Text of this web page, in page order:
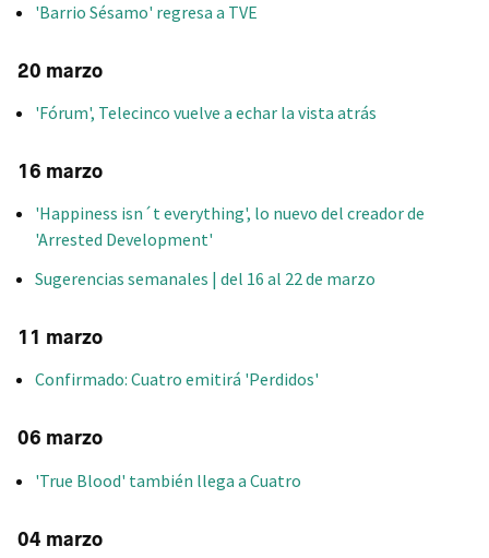
'Barrio Sésamo' regresa a TVE
20 marzo
'Fórum', Telecinco vuelve a echar la vista atrás
16 marzo
'Happiness isn´t everything', lo nuevo del creador de
'Arrested Development'
Sugerencias semanales | del 16 al 22 de marzo
11 marzo
Confirmado: Cuatro emitirá 'Perdidos'
06 marzo
'True Blood' también llega a Cuatro
04 marzo